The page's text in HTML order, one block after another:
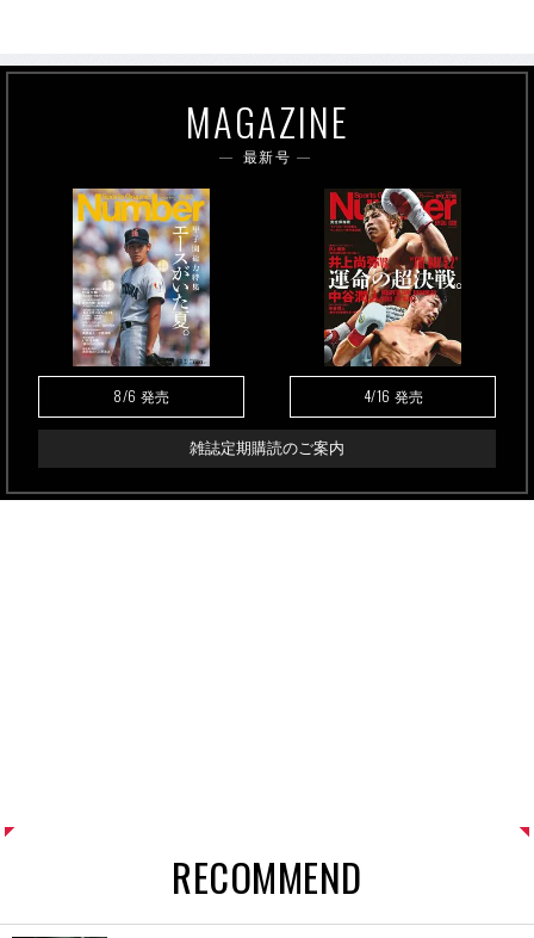
MAGAZINE
最新号
8/6 発売 4/16 発売
雑誌定期購読のご案内
RECOMMEND